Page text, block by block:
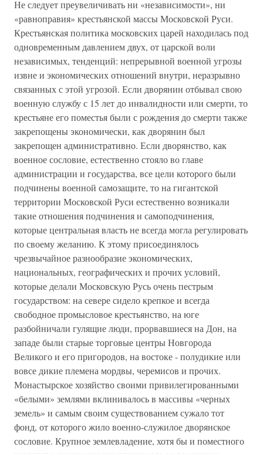
Не следует преувеличивать ни «независимости», ни
«равноправия» крестьянской массы Московской Руси.
Крестьянская политика московских царей находилась под
одновременным давлением двух, от царской воли
независимых, тенденций: непрерывной военной угрозы
извне и экономических отношений внутри, неразрывно
связанных с этой угрозой. Если дворянин отбывал свою
военную службу с 15 лет до инвалидности или смерти, то
крестьяне его поместья были с рождения до смерти также
закрепощены экономически, как дворянин был
закрепощен административно. Если дворянство, как
военное сословие, естественно стояло во главе
администрации и государства, все цели которого были
подчинены военной самозащите, то на гигантской
территории Московской Руси естественно возникали
такие отношения подчинения и самоподчинения,
которые центральная власть не всегда могла регулировать
по своему желанию. К этому присоединялось
чрезвычайное разнообразие экономических,
национальных, географических и прочих условий,
которые делали Московскую Русь очень пестрым
государством: на севере сидело крепкое и всегда
свободное промысловое крестьянство, на юге
разбойничали гулящие люди, прорвавшиеся на Дон, на
западе были старые торговые центры Новгорода
Великого и его пригородов, на востоке - полудикие или
вовсе дикие племена мордвы, черемисов и прочих.
Монастырское хозяйство своими привилегированными
«белыми» землями вклинивалось в массивы «черных
земель» и самым своим существованием сужало тот
фонд, от которого жило военно-служилое дворянское
сословие. Крупное землевладение, хотя бы и поместного